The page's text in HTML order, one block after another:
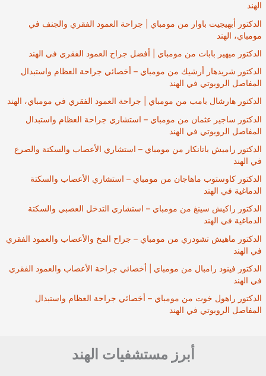
الهند
الدكتور أبهيجيت باوار من مومباي | جراحة العمود الفقري والجنف في
مومباي، الهند
الدكتور ميهير بابات من مومباي | أفضل جراح العمود الفقري في الهند
الدكتور شريدهار أرشيك من مومباي – أخصائي جراحة العظام واستبدال
المفاصل الروبوتي في الهند
الدكتور هارشال بامب من مومباي | جراحة العمود الفقري في مومباي، الهند
الدكتور ساجير عثمان من مومباي – استشاري جراحة العظام واستبدال
المفاصل الروبوتي في الهند
الدكتور راميش باتانكار من مومباي – استشاري الأعصاب والسكتة والصرع
في الهند
الدكتور كاوستوب ماهاجان من مومباي – استشاري الأعصاب والسكتة
الدماغية في الهند
الدكتور راكيش سينغ من مومباي – استشاري التدخل العصبي والسكتة
الدماغية في الهند
الدكتور ماهيش تشودري من مومباي – جراح المخ والأعصاب والعمود الفقري
في الهند
الدكتور فينود رامبال من مومباي | أخصائي جراحة الأعصاب والعمود الفقري
في الهند
الدكتور راهول خوت من مومباي – أخصائي جراحة العظام واستبدال
المفاصل الروبوتي في الهند
أبرز مستشفيات الهند